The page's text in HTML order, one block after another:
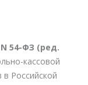
54-ФЗ (ред.
кассовой
в Российской